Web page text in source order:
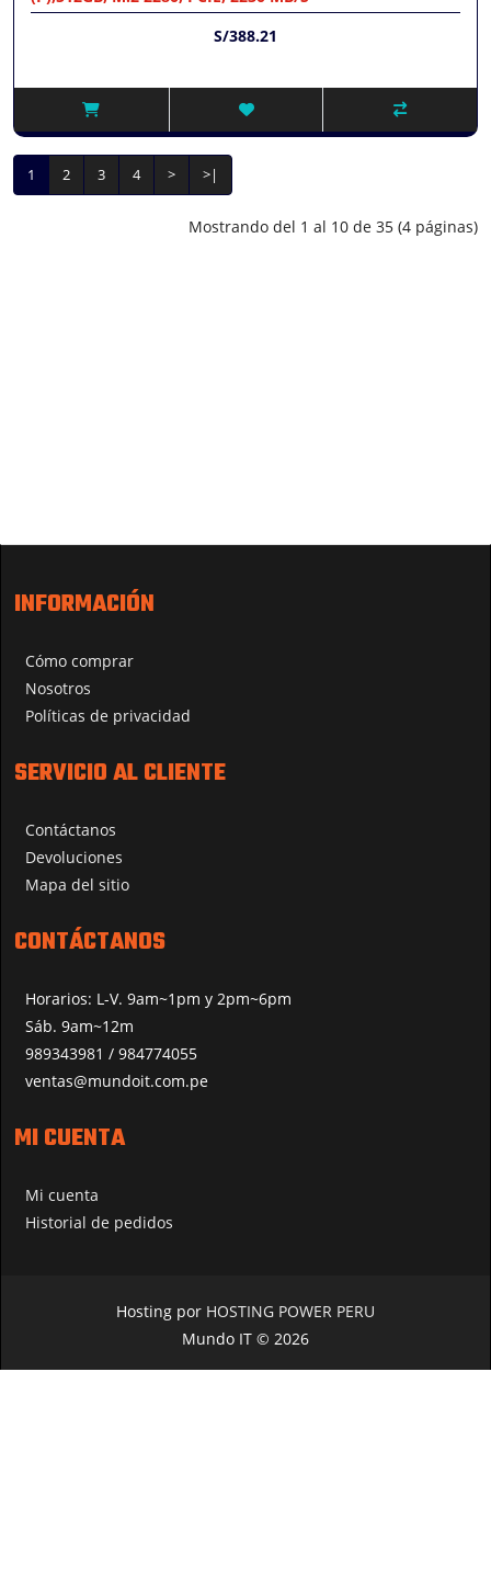
S/388.21
1 2 3 4 > >|
Mostrando del 1 al 10 de 35 (4 páginas)
INFORMACIÓN
Cómo comprar
Nosotros
Políticas de privacidad
SERVICIO AL CLIENTE
Contáctanos
Devoluciones
Mapa del sitio
CONTÁCTANOS
Horarios: L-V. 9am~1pm y 2pm~6pm
Sáb. 9am~12m
989343981 / 984774055
ventas@mundoit.com.pe
MI CUENTA
Mi cuenta
Historial de pedidos
Hosting por HOSTING POWER PERU
Mundo IT © 2026